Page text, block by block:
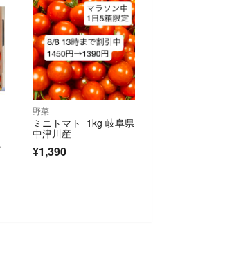
野菜
ミニトマト 1kg 岐阜県
中津川産
¥1,390